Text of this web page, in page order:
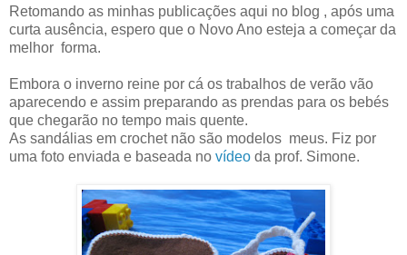
Retomando as minhas publicações aqui no blog , após uma
curta ausência, espero que o Novo Ano esteja a começar da
melhor forma.
Embora o inverno reine por cá os trabalhos de verão vão
aparecendo e assim preparando as prendas para os bebés
que chegarão no tempo mais quente.
As sandálias em crochet não são modelos meus. Fiz por
uma foto enviada e baseada no vídeo da prof. Simone.